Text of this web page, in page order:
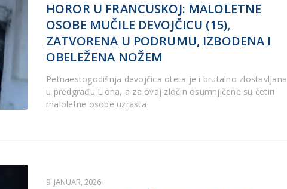
HOROR U FRANCUSKOJ: MALOLETNE
OSOBE MUČILE DEVOJČICU (15),
ZATVORENA U PODRUMU, IZBODENA I
OBELEŽENA NOŽEM
Petnaestogodišnja devojčica oteta je i brutalno zlostavljana
u predgrađu Liona, a za ovaj zločin osumnjičene su četiri
maloletne osobe uzrasta
9. JANUAR, 2026